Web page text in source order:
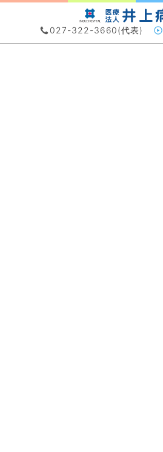
027-322-3660(代表)